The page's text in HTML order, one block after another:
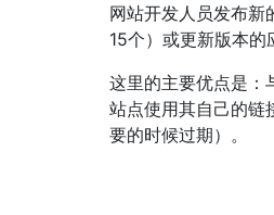
网站开发人员发布新
15个）或更新版本的
这里的主要优点是：
站点使用其自己的链
要的时候过期）。